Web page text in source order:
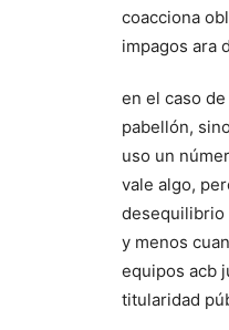
coacciona
impagos ara
en el caso
pabellón,
uso un
vale algo,
desequilibrio
y menos
equipos acb
titularidad